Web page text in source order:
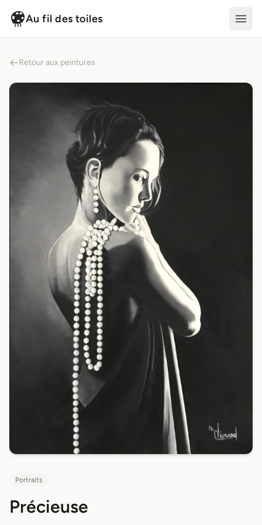
Au fil des toiles
Retour aux peintures
Portraits
Précieuse